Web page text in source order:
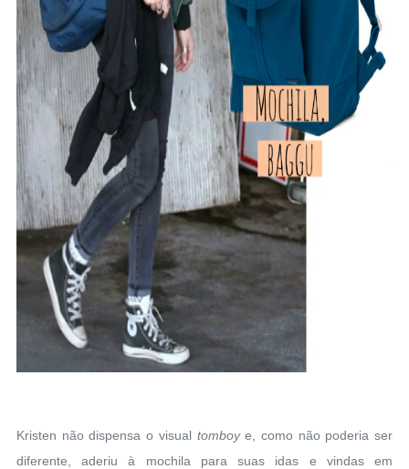
Kristen não dispensa o visual tomboye, como não poderia ser
diferente, aderiu à mochila para suas idas e vindas em